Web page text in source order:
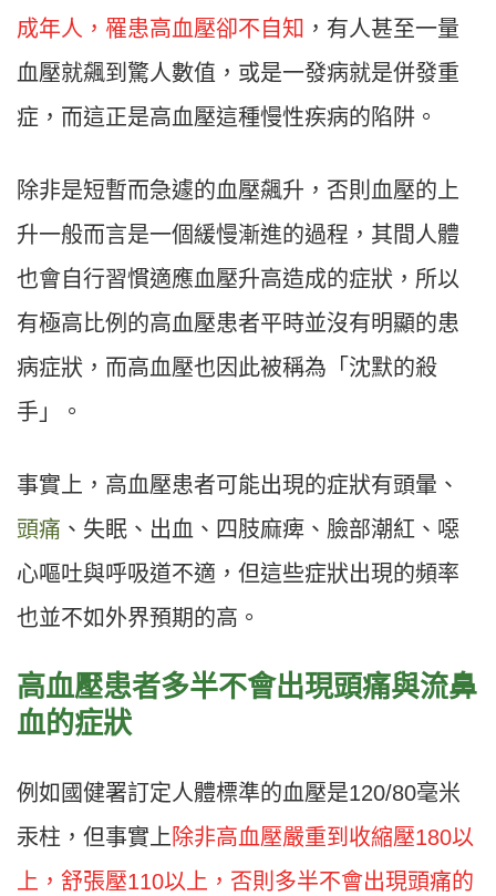
成年人，罹患高血壓卻不自知 ，有人甚至一量
血壓就飆到驚人數值，或是一發病就是併發重
症，而這正是高血壓這種慢性疾病的陷阱。
除非是短暫而急遽的血壓飆升，否則血壓的上
升一般而言是一個緩慢漸進的過程，其間人體
也會自行習慣適應血壓升高造成的症狀，所以
有極高比例的高血壓患者平時並沒有明顯的患
病症狀，而高血壓也因此被稱為「沈默的殺
手」。
事實上，高血壓患者可能出現的症狀有頭暈、
頭痛 、失眠、出血、四肢麻痺、臉部潮紅、噁
心嘔吐與呼吸道不適，但這些症狀出現的頻率
也並不如外界預期的高。
高血壓患者多半不會出現頭痛與流鼻
血的症狀
例如國健署訂定人體標準的血壓是120/80毫米
汞柱，但事實上 除非高血壓嚴重到收縮壓180以
上，舒張壓110以上，否則多半不會出現頭痛的